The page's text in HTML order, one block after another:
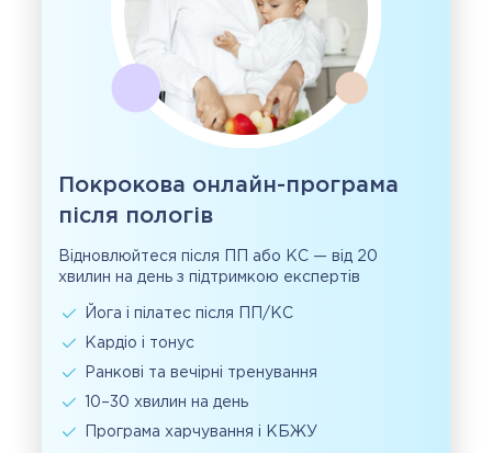
Покрокова онлайн-програма
після пологів
Відновлюйтеся після ПП або КС — від 20
хвилин на день з підтримкою експертів
Йога і пілатес після ПП/КС
Кардіо і тонус
Ранкові та вечірні тренування
10–30 хвилин на день
Програма харчування і КБЖУ